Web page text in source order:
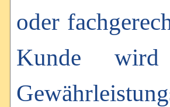
oder
Kunde